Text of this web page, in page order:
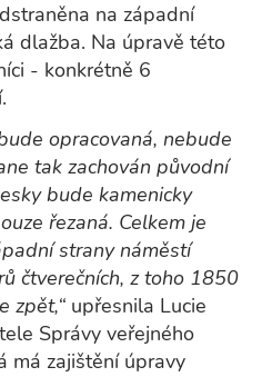
na západní
dlažba. Na úpravě této
- konkrétně 6
opracovaná, nebude
tak zachován původní
bude kamenicky
řezaná. Celkem je
strany náměstí
čtverečních, z toho 1850
zpět,“ upřesnila Lucie
Správy veřejného
má zajištění úpravy